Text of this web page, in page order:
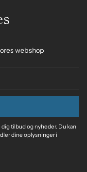
webshop
tilbud og nyheder. Du kan
dine oplysninger i